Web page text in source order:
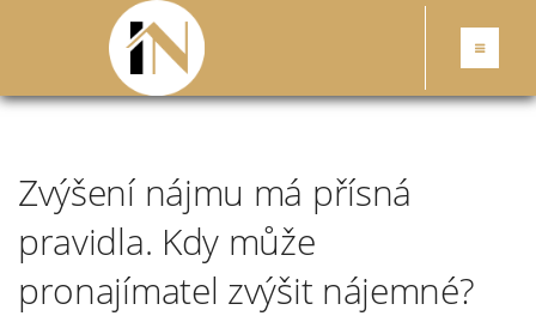
Zvýšení nájmu má přísná
pravidla. Kdy může
pronajímatel zvýšit nájemné?